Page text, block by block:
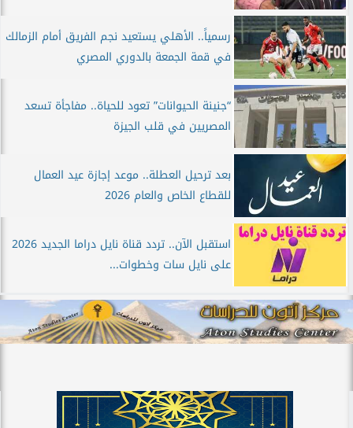
رسمياً.. الأهلي يستعيد نجم الفريق أمام الزمالك
في قمة الجمعة بالدوري المصري
“جنينة الحيوانات” تعود للحياة.. مفاجأة تسعد
المصريين في قلب الجيزة
بعد ترحيل العطلة.. موعد إجازة عيد العمال
للقطاع الخاص والعام 2026
استقبل الآن.. تردد قناة نايل دراما الجديد 2026
على نايل سات وخطوات...